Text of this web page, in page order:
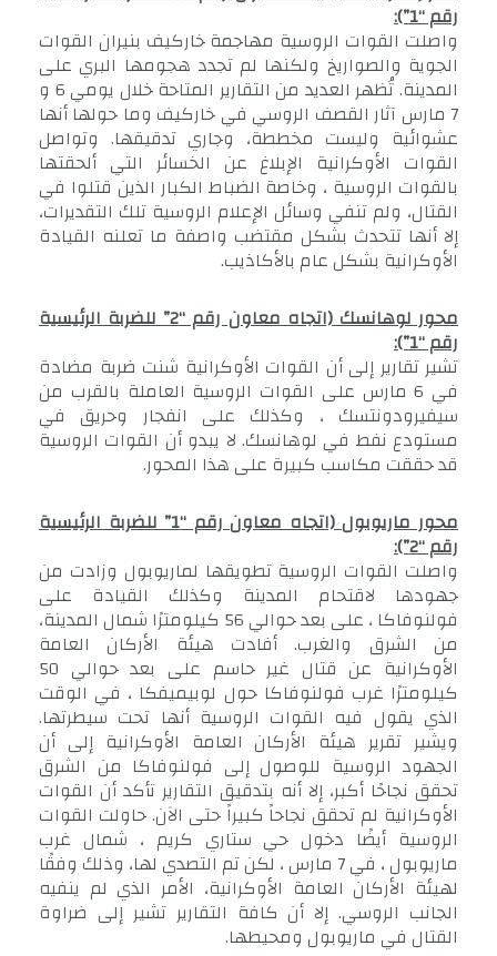
رقم “1”):
واصلت القوات الروسية مهاجمة خاركيف بنيران القوات
الجوية والصواريخ ولكنها لم تجدد هجومها البري على
المدينة. تُظهر العديد من التقارير المتاحة خلال يومي 6 و
7 مارس آثار القصف الروسي في خاركيف وما حولها أنها
عشوائية وليست مخططة، وجاري تدقيقها. وتواصل
القوات الأوكرانية الإبلاغ عن الخسائر التي ألحقتها
بالقوات الروسية ، وخاصة الضباط الكبار الذين قتلوا في
القتال، ولم تنفي وسائل الإعلام الروسية تلك التقديرات،
إلا أنها تتحدث بشكل مقتضب واصفة ما تعلنه القيادة
الأوكرانية بشكل عام بالأكاذيب.
محور لوهانسك (اتجاه معاون رقم “2” للضربة الرئيسية
رقم “1”):
تشير تقارير إلى أن القوات الأوكرانية شنت ضربة مضادة
في 6 مارس على القوات الروسية العاملة بالقرب من
سيفيرودونتسك ، وكذلك على انفجار وحريق في
مستودع نفط في لوهانسك. لا يبدو أن القوات الروسية
قد حققت مكاسب كبيرة على هذا المحور.
محور ماريوبول (اتجاه معاون رقم “1” للضربة الرئيسية
رقم “2”):
واصلت القوات الروسية تطويقها لماريوبول وزادت من
جهودها لاقتحام المدينة وكذلك القيادة على
فولنوفاكا ، على بعد حوالي 56 كيلومترًا شمال المدينة،
من الشرق والغرب. أفادت هيئة الأركان العامة
الأوكرانية عن قتال غير حاسم على بعد حوالي 50
كيلومترًا غرب فولنوفاكا حول لوبيميفكا ، في الوقت
الذي يقول فيه القوات الروسية أنها تحت سيطرتها.
ويشير تقرير هيئة الأركان العامة الأوكرانية إلى أن
الجهود الروسية للوصول إلى فولنوفاكا من الشرق
تحقق نجاحًا أكبر، إلا أنه بتدقيق التقارير تأكد أن القوات
الأوكرانية لم تحقق نجاحاً كبيراً حتى الآن. حاولت القوات
الروسية أيضًا دخول حي ستاري كريم ، شمال غرب
ماريوبول ، في 7 مارس ، لكن تم التصدي لها، وذلك وفقًا
لهيئة الأركان العامة الأوكرانية، الأمر الذي لم ينفيه
الجانب الروسي. إلا أن كافة التقارير تشير إلى ضراوة
القتال في ماريوبول ومحيطها.